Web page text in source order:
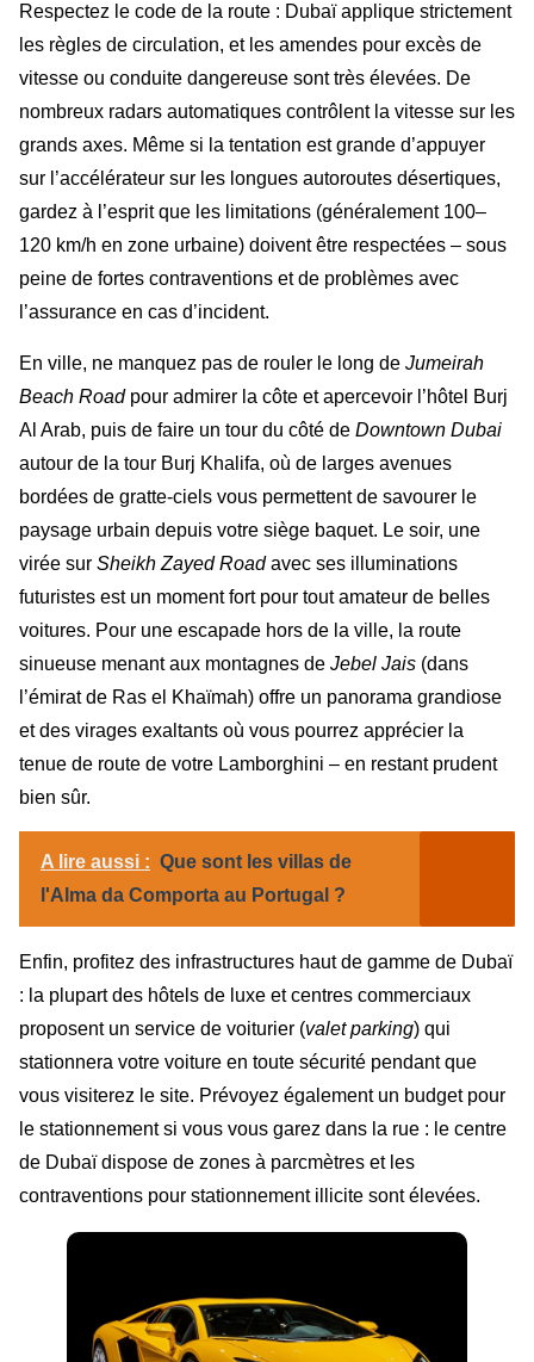
Respectez le code de la route : Dubaï applique strictement
les règles de circulation, et les amendes pour excès de
vitesse ou conduite dangereuse sont très élevées. De
nombreux radars automatiques contrôlent la vitesse sur les
grands axes. Même si la tentation est grande d’appuyer
sur l’accélérateur sur les longues autoroutes désertiques,
gardez à l’esprit que les limitations (généralement 100–
120 km/h en zone urbaine) doivent être respectées – sous
peine de fortes contraventions et de problèmes avec
l’assurance en cas d’incident.
En ville, ne manquez pas de rouler le long de Jumeirah
Beach Roadpour admirer la côte et apercevoir l’hôtel Burj
Al Arab, puis de faire un tour du côté de Downtown Dubai
autour de la tour Burj Khalifa, où de larges avenues
bordées de gratte-ciels vous permettent de savourer le
paysage urbain depuis votre siège baquet. Le soir, une
virée sur Sheikh Zayed Roadavec ses illuminations
futuristes est un moment fort pour tout amateur de belles
voitures. Pour une escapade hors de la ville, la route
sinueuse menant aux montagnes de Jebel Jais (dans
l’émirat de Ras el Khaïmah) offre un panorama grandiose
et des virages exaltants où vous pourrez apprécier la
tenue de route de votre Lamborghini – en restant prudent
bien sûr.
A lire aussi : Que sont les villas de
l'Alma da Comporta au Portugal ?
Enfin, profitez des infrastructures haut de gamme de Dubaï
: la plupart des hôtels de luxe et centres commerciaux
proposent un service de voiturier (valet parking) qui
stationnera votre voiture en toute sécurité pendant que
vous visiterez le site. Prévoyez également un budget pour
le stationnement si vous vous garez dans la rue : le centre
de Dubaï dispose de zones à parcmètres et les
contraventions pour stationnement illicite sont élevées.